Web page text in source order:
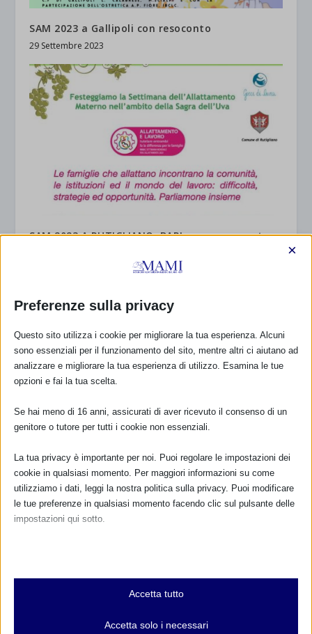
SAM 2023 a Gallipoli con resoconto
29 Settembre 2023
SAM 2023 A RUTIGLIANO, BARI – con resoconto
Preferenze sulla privacy
×
Questo sito utilizza i cookie per migliorare la tua esperienza. Alcuni
sono essenziali per il funzionamento del sito, mentre altri ci aiutano ad
analizzare e migliorare la tua esperienza di utilizzo. Esamina le tue
opzioni e fai la tua scelta.
Se hai meno di 16 anni, assicurati di aver ricevuto il consenso di un
genitore o tutore per tutti i cookie non essenziali.
La tua privacy è importante per noi. Puoi regolare le impostazioni dei
cookie in qualsiasi momento. Per maggiori informazioni su come
utilizziamo i dati, leggi la nostra politica sulla privacy. Puoi modificare
le tue preferenze in qualsiasi momento facendo clic sul pulsante delle
impostazioni qui sotto.
Essenziali
I cookie e i servizi essenziali abilitano le funzioni di base e sono
e servizi non richiedono il consenso dell'utente secondo il GDPR.
Accetta tutto
Accetta solo i necessari